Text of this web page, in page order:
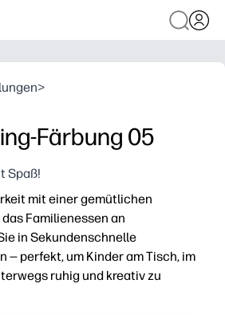
>
Färbung 05
Spaß!
mit einer gemütlichen
Familienessen an
in Sekundenschnelle
— perfekt, um Kinder am Tisch, im
ruhig und kreativ zu